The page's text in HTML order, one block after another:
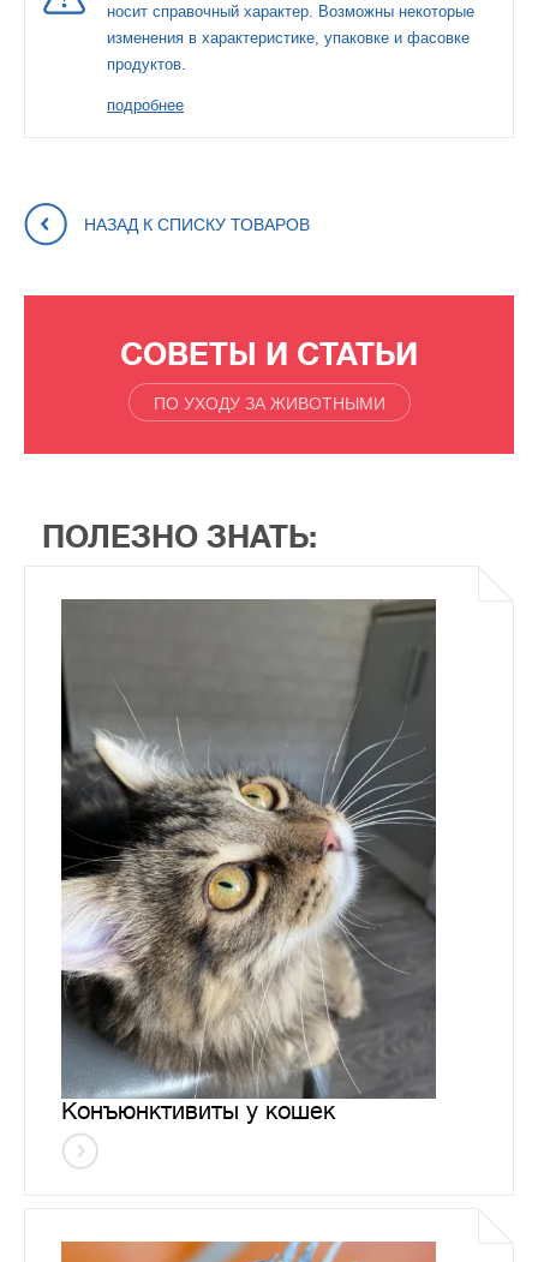
носит справочный характер. Возможны некоторые
изменения в характеристике, упаковке и фасовке
продуктов.
подробнее
НАЗАД К СПИСКУ ТОВАРОВ
СОВЕТЫ И СТАТЬИ
ПО УХОДУ ЗА ЖИВОТНЫМИ
ПОЛЕЗНО ЗНАТЬ:
Конъюнктивиты у кошек